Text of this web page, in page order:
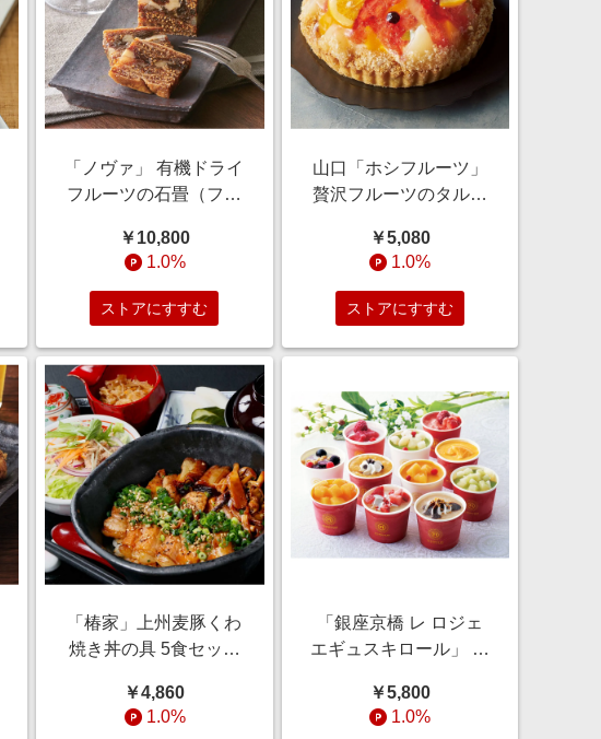
「ノヴァ」 有機ドライ
フルーツの石畳（フル
販】
￥10,800
1.0%
ストアにすすむ
山口「ホシフルーツ」
贅沢フルーツのタルト
販】
￥5,080
1.0%
ストアにすすむ
「椿家」上州麦豚くわ
焼き丼の具 5食セット
￥4,860
1.0%
「銀座京橋 レ ロジェ
エギュスキロール」 ア
【通常お届け】 【通
販】
￥5,800
1.0%